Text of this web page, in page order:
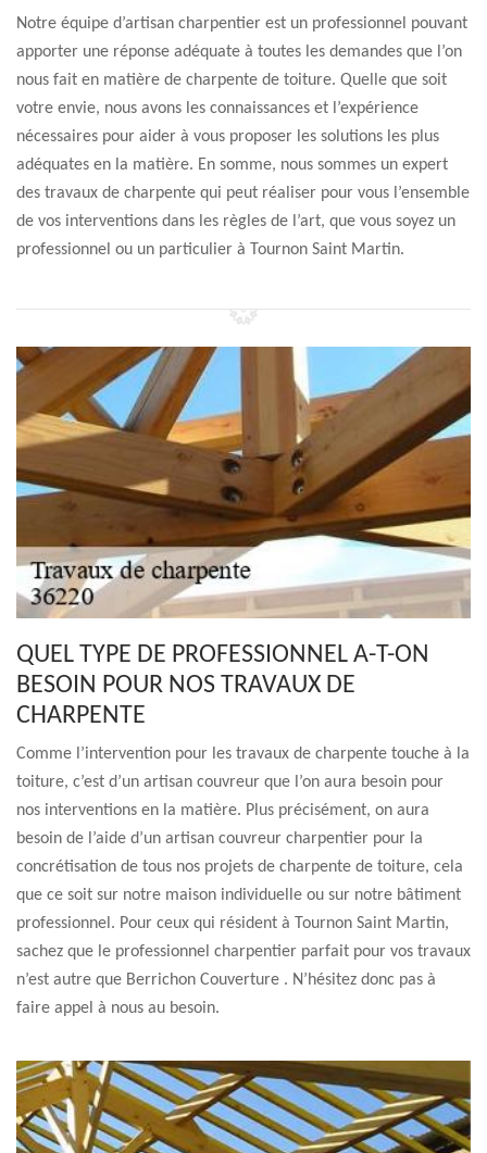
Notre équipe d’artisan charpentier est un professionnel pouvant
apporter une réponse adéquate à toutes les demandes que l’on
nous fait en matière de charpente de toiture. Quelle que soit
votre envie, nous avons les connaissances et l’expérience
nécessaires pour aider à vous proposer les solutions les plus
adéquates en la matière. En somme, nous sommes un expert
des travaux de charpente qui peut réaliser pour vous l’ensemble
de vos interventions dans les règles de l’art, que vous soyez un
professionnel ou un particulier à Tournon Saint Martin.
QUEL TYPE DE PROFESSIONNEL A-T-ON
BESOIN POUR NOS TRAVAUX DE
CHARPENTE
Comme l’intervention pour les travaux de charpente touche à la
toiture, c’est d’un artisan couvreur que l’on aura besoin pour
nos interventions en la matière. Plus précisément, on aura
besoin de l’aide d’un artisan couvreur charpentier pour la
concrétisation de tous nos projets de charpente de toiture, cela
que ce soit sur notre maison individuelle ou sur notre bâtiment
professionnel. Pour ceux qui résident à Tournon Saint Martin,
sachez que le professionnel charpentier parfait pour vos travaux
n’est autre que Berrichon Couverture . N’hésitez donc pas à
faire appel à nous au besoin.